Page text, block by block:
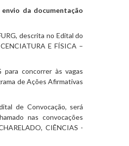
da documentação
descrita no Edital do
E FÍSICA –
concorrer às vagas
de Ações Afirmativas
de Convocação, será
nas convocações
CIÊNCIAS -